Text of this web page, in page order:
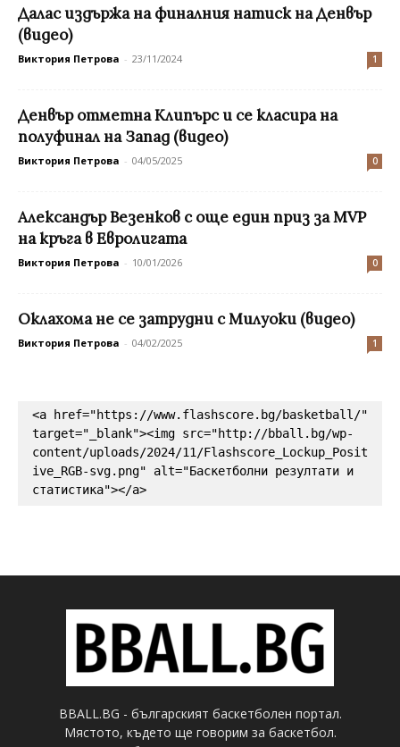
Далас издържа на финалния натиск на Денвър
(видео)
Виктория Петрова - 23/11/2024 1
Денвър отметна Клипърс и се класира на
полуфинал на Запад (видео)
Виктория Петрова - 04/05/2025 0
Александър Везенков с още един приз за MVP
на кръга в Евролигата
Виктория Петрова - 10/01/2026 0
Оклахома не се затрудни с Милуоки (видео)
Виктория Петрова - 04/02/2025 1
<a href="https://www.flashscore.bg/basketball/"
target="_blank"><img src="http://bball.bg/wp-
content/uploads/2024/11/Flashscore_Lockup_Posit
ive_RGB-svg.png" alt="Баскетболни резултати и
статистика"></a>
BBALL.BG - българският баскетболен портал.
Мястото, където ще говорим за баскетбол.